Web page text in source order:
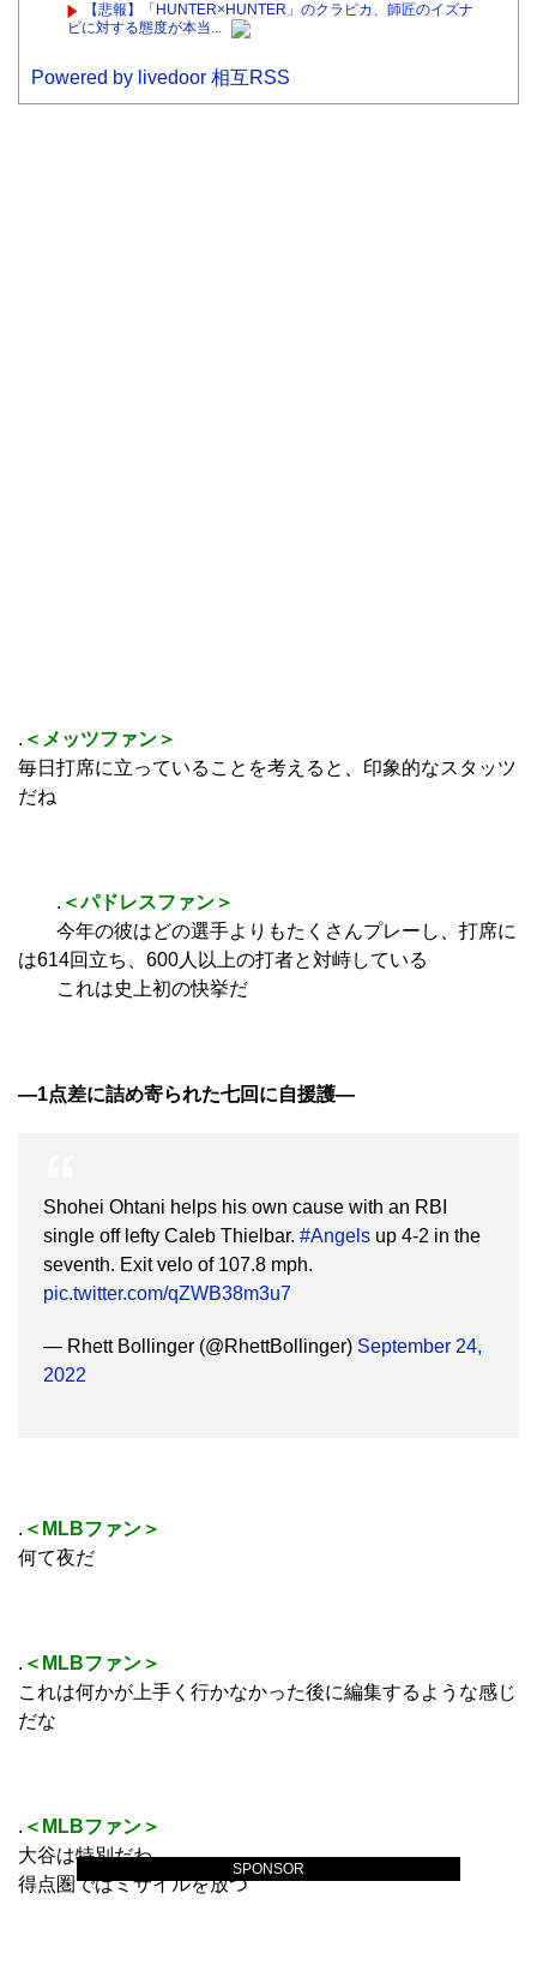
SPONSOR
【悲報】「HUNTER×HUNTER」のクラピカ、師匠のイズナ
ビに対する態度が本当...
Powered by livedoor 相互RSS
. ＜メッツファン＞
毎日打席に立っていることを考えると、印象的なスタッツ
だね
. ＜パドレスファン＞
今年の彼はどの選手よりもたくさんプレーし、打席に
は614回立ち、600人以上の打者と対峙している
これは史上初の快挙だ
―1点差に詰め寄られた七回に自援護―
Shohei Ohtani helps his own cause with an RBI
single off lefty Caleb Thielbar. #Angels up 4-2 in the
seventh. Exit velo of 107.8 mph.
pic.twitter.com/qZWB38m3u7
— Rhett Bollinger (@RhettBollinger) September 24,
2022
. ＜MLBファン＞
何て夜だ
. ＜MLBファン＞
これは何かが上手く行かなかった後に編集するような感じ
だな
. ＜MLBファン＞
大谷は特別だわ
得点圏ではミサイルを放つ